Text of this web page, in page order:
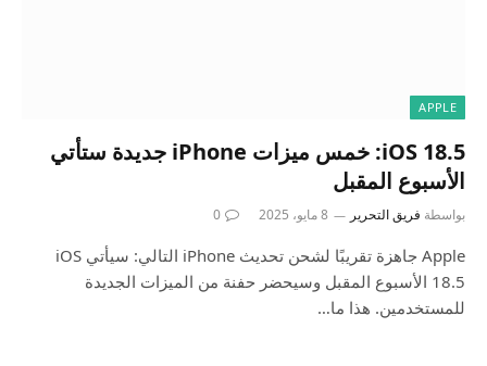
APPLE
iOS 18.5: خمس ميزات iPhone جديدة ستأتي
الأسبوع المقبل
بواسطة فريق التحرير 8 مايو، 2025 0
Apple جاهزة تقريبًا لشحن تحديث iPhone التالي: سيأتي iOS
18.5 الأسبوع المقبل وسيحضر حفنة من الميزات الجديدة
للمستخدمين. هذا ما…